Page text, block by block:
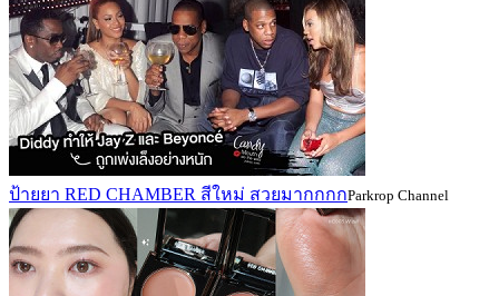
ป้ายยา RED CHAMBER สีใหม่ สวยมากกกกParkrop Channel